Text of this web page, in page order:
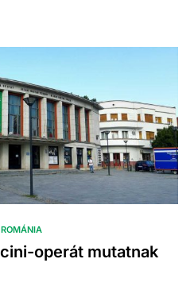
ROMÁNIA
operát mutatnak